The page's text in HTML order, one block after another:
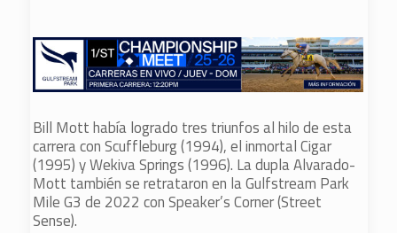
Bill Mott había logrado tres triunfos al hilo de esta
carrera con Scuffleburg (1994), el inmortal Cigar
(1995) y Wekiva Springs (1996). La dupla Alvarado-
Mott también se retrataron en la Gulfstream Park
Mile G3 de 2022 con Speaker’s Corner (Street
Sense).